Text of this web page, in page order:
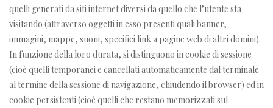
quelli generati da siti internet diversi da quello che l’utente sta
visitando (attraverso oggetti in esso presenti quali banner,
immagini, mappe, suoni, specifici link a pagine web di altri domini).
In funzione della loro durata, si distinguono in cookie di sessione
(cioè quelli temporanei e cancellati automaticamente dal terminale
al termine della sessione di navigazione, chiudendo il browser) ed in
cookie persistenti (cioè quelli che restano memorizzati sul